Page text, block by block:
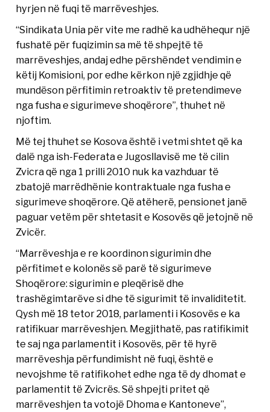
hyrjen në fuqi të marrëveshjes.
“Sindikata Unia për vite me radhë ka udhëhequr një
fushatë për fuqizimin sa më të shpejtë të
marrëveshjes, andaj edhe përshëndet vendimin e
këtij Komisioni, por edhe kërkon një zgjidhje që
mundëson përfitimin retroaktiv të pretendimeve
nga fusha e sigurimeve shoqërore”, thuhet në
njoftim.
Më tej thuhet se Kosova është i vetmi shtet që ka
dalë nga ish-Federata e Jugosllavisë me të cilin
Zvicra që nga 1 prilli 2010 nuk ka vazhduar të
zbatojë marrëdhënie kontraktuale nga fusha e
sigurimeve shoqërore. Që atëherë, pensionet janë
paguar vetëm për shtetasit e Kosovës që jetojnë në
Zvicër.
“Marrëveshja e re koordinon sigurimin dhe
përfitimet e kolonës së parë të sigurimeve
Shoqërore: sigurimin e pleqërisë dhe
trashëgimtarëve si dhe të sigurimit të invaliditetit.
Qysh më 18 tetor 2018, parlamenti i Kosovës e ka
ratifikuar marrëveshjen. Megjithatë, pas ratifikimit
te saj nga parlamentit i Kosovës, për të hyrë
marrëveshja përfundimisht në fuqi, është e
nevojshme të ratifikohet edhe nga të dy dhomat e
parlamentit të Zvicrës. Së shpejti pritet që
marrëveshjen ta votojë Dhoma e Kantoneve”,